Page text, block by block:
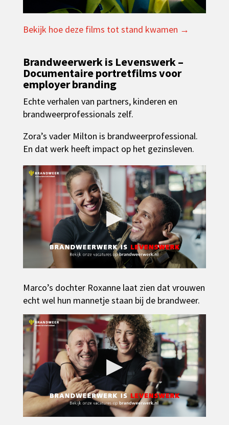
Bekijk hoe deze films tot stand kwamen →
Brandweerwerk is Levenswerk –
Documentaire portretfilms voor
employer branding
Echte verhalen van partners, kinderen en
brandweerprofessionals zelf.
Zora’s vader Milton is brandweerprofessional.
En dat werk heeft impact op het gezinsleven.
▶
Marco’s dochter Roxanne laat zien dat vrouwen
echt wel hun mannetje staan bij de brandweer.
▶